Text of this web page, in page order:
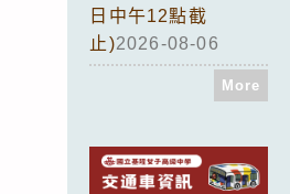
日中午12點截
止)2026-08-06
More